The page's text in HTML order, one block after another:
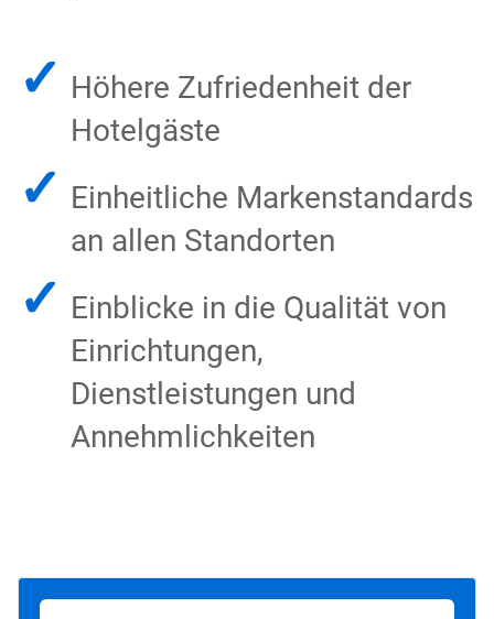
✓ Höhere Zufriedenheit der
Hotelgäste
✓ Einheitliche Markenstandards
an allen Standorten
✓ Einblicke in die Qualität von
Einrichtungen,
Dienstleistungen und
Annehmlichkeiten